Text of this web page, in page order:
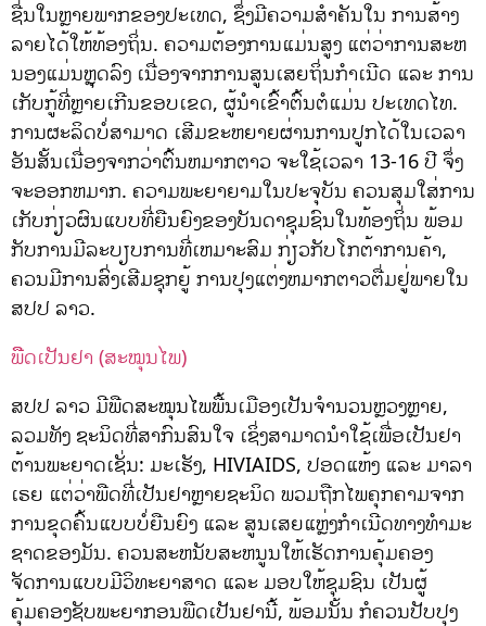
ຊື່ນໃນຫຼາຍພາກຂອງປະເທດ, ຊຶ່ງມີຄວາມສໍາຄັນໃນ ການສ້າງ
ລາຍໄດ້ໃຫ້ທ້ອງຖິ່ນ. ຄວາມຕ້ອງການແມ່ນສູງ ແຕ່ວ່າການສະຫ
ນອງແມ່ນຫຼຸດລົງ ເນື່ອງຈາກການສູນເສຍຖິ່ນກຳເນີດ ແລະ ການ
ເກັບກູ້ທີ່ຫຼາຍເກີນຂອບເຂດ, ຜູ້ນໍາເຂົ້າຕົ້ນຕໍແມ່ນ ປະເທດໄທ.
ການຜະລິດບໍ່ສາມາດ ເສີມຂະຫຍາຍຜ່ານການປູກໄດ້ໃນເວລາ
ອັນສັ້ນເນື່ອງຈາກວ່າຕົ້ນຫມາກຕາວ ຈະໃຊ້ເວລາ 13-16 ປີ ຈຶ່ງ
ຈະອອກຫມາກ. ຄວາມພະຍາຍາມໃນປະຈຸບັນ ຄວນສຸມໃສ່ການ
ເກັບກ່ຽວຜົນແບບທີ່ຍືນຍົງຂອງບັນດາຊຸມຊົນໃນທ້ອງຖິ່ນ ພ້ອມ
ກັບການມີລະບຽບການທີ່ເຫມາະສົມ ກ່ຽວກັບໂກຕ້າການຄ້າ,
ຄວນມີການສົ່ງເສີມຊຸກຍູ້ ການປຸງແຕ່ງຫມາກຕາວຕື່ມຢູ່ພາຍໃນ
ສປປ ລາວ.
ພືືດເປັນຢາ (ສະໝຸນໄພ)
ສປປ ລາວ ມີພືດສະໝຸນໄພພື້ນເມືອງເປັນຈຳນວນຫຼວງຫຼາຍ,
ລວມທັງ ຊະນິດທີ່ສາກົນສົນໃຈ ເຊິ່ງສາມາດນຳໃຊ້ເພື່ອເປັນຢາ
ຕ້ານພະຍາດເຊັ່ນ: ມະເຮັງ, HIVIAIDS, ປອດແຫ້ງ ແລະ ມາລາ
ເຣຍ ແຕ່ວ່າພືດທີ່ເປັນຢາຫຼາຍຊະນິດ ພວມຖືກໄພຄຸກຄາມຈາກ
ການຂຸດຄົ້ນແບບບໍ່ຍືນຍົງ ແລະ ສູນເສຍແຫຼ່ງກໍາເນີດທາງທໍາມະ
ຊາດຂອງມັນ. ຄວນສະຫນັບສະຫນູນໃຫ້ເຮັດການຄຸ້ມຄອງ
ຈັດການແບບມີວິທະຍາສາດ ແລະ ມອບໃຫ້ຊຸມຊົນ ເປັນຜູ້
ຄຸ້ມຄອງຊັບພະຍາກອນພືດເປັນຢານີ້, ພ້ອມນັ້ນ ກໍຄວນປັບປຸງ